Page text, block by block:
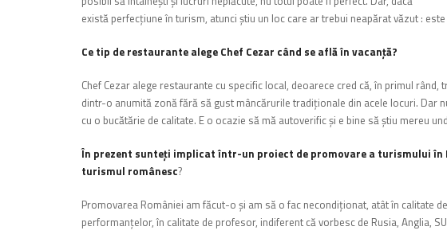
există perfecţiune în turism, atunci ştiu un loc care ar trebui neapărat văzut :
Ce tip de restaurante alege Chef Cezar când se află în vacanţă?
Chef Cezar alege restaurante cu specific local, deoarece cred că, în primul
dintr-o anumită zonă fără să gust mâncărurile tradiţionale din acele locuri. Dar
cu o bucătărie de calitate. E o ocazie să mă autoverific şi e bine să ştiu mereu
În prezent sunteţi implicat într-un proiect de promovare a turismului în
turismul românesc?
Promovarea României am făcut-o şi am să o fac necondiţionat, atât în calitate
performanţelor, în calitate de profesor, indiferent că vorbesc de Rusia, Anglia,